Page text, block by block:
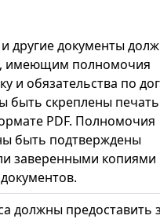
и другие документы
имеющим полномочия
и обязательства по
быть скреплены
PDF. Полномочия
быть подтверждены
заверенными копиями
должны предоставить